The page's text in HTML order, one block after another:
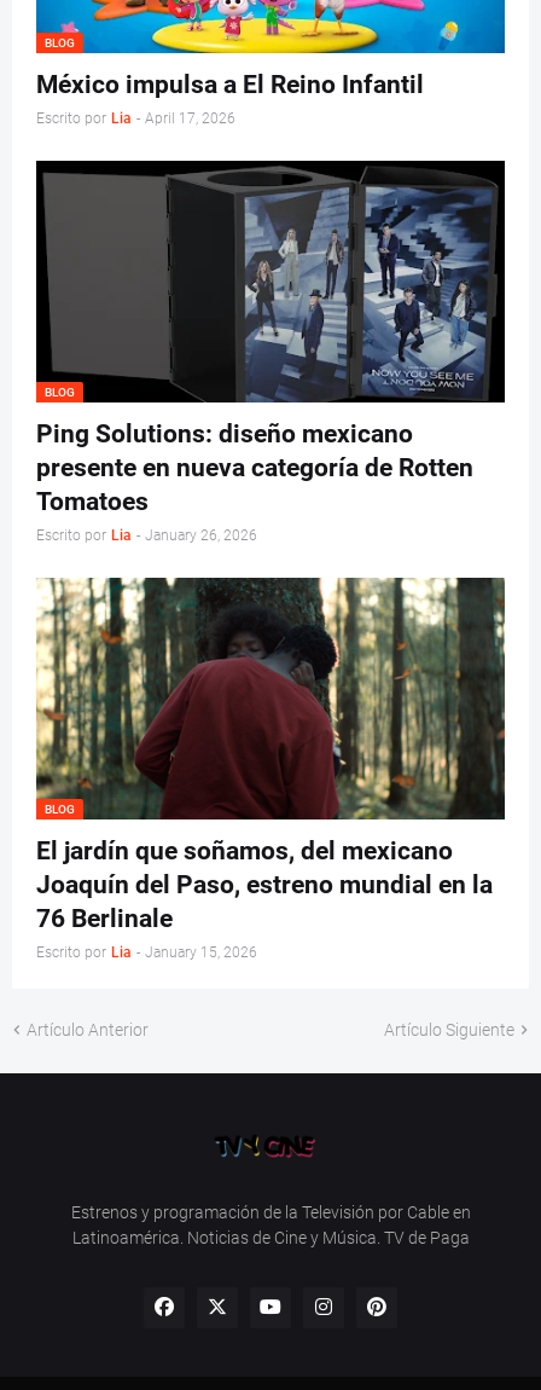
BLOG
México impulsa a El Reino Infantil
Escrito por Lia - April 17, 2026
BLOG
Ping Solutions: diseño mexicano
presente en nueva categoría de Rotten
Tomatoes
Escrito por Lia - January 26, 2026
BLOG
El jardín que soñamos, del mexicano
Joaquín del Paso, estreno mundial en la
76 Berlinale
Escrito por Lia - January 15, 2026
Artículo Anterior Artículo Siguiente
Estrenos y programación de la Televisión por Cable en
Latinoamérica. Noticias de Cine y Música. TV de Paga